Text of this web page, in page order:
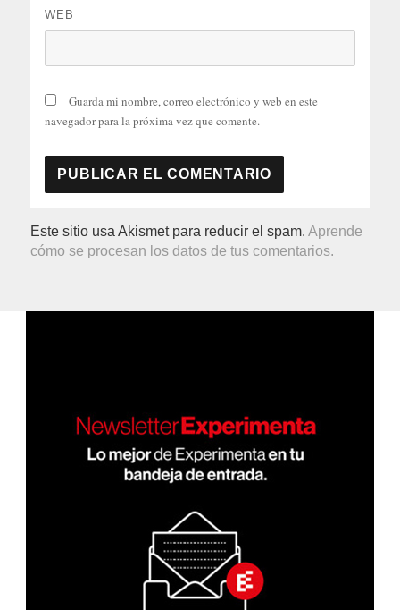
WEB
Guarda mi nombre, correo electrónico y web en este
navegador para la próxima vez que comente.
Este sitio usa Akismet para reducir el spam.Aprende
cómo se procesan los datos de tus comentarios.